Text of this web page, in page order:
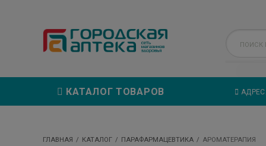
КАТАЛОГ ТОВАРОВ
ГЛАВНАЯ КАТАЛОГ ПАРАФАРМАЦЕВТИКА АРОМАТЕРАПИЯ